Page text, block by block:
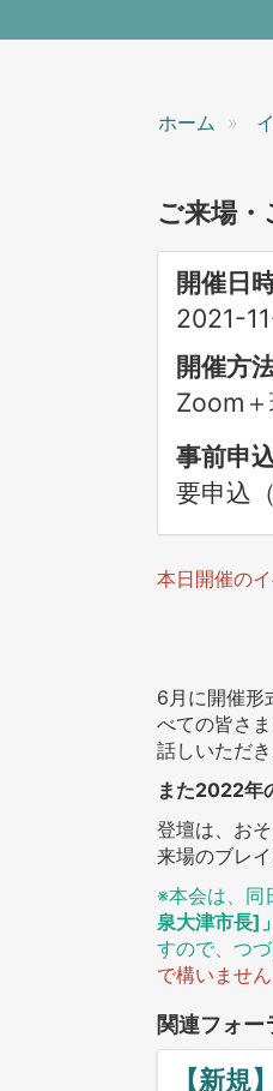
ホーム
ご来場・
開催日
2021-
開催方
Zoom＋
事前申
要申込
本日開催の
6月に開催形
べての皆さ
話しいただき
また2022年
登壇は、お
来場のブレ
※本会は、同
泉大津市長]」
すので、つ
で構いません
関連フォー
【新規